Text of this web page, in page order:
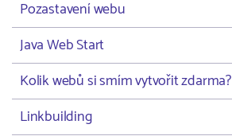
Pozastavení webu
Java Web Start
Kolik webů si smím vytvořit zdarma?
Linkbuilding